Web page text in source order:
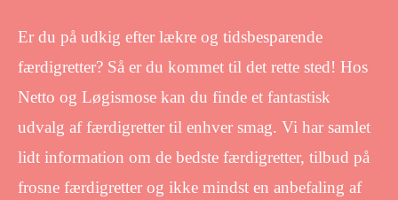
Er du på udkig efter lækre og tidsbesparende
færdigretter? Så er du kommet til det rette sted! Hos
Netto og Løgismose kan du finde et fantastisk
udvalg af færdigretter til enhver smag. Vi har samlet
lidt information om de bedste færdigretter, tilbud på
frosne færdigretter og ikke mindst en anbefaling af